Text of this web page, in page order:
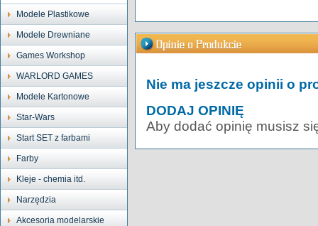
Modele Plastikowe
Modele Drewniane
Games Workshop
WARLORD GAMES
Modele Kartonowe
Star-Wars
Start SET z farbami
Farby
Kleje - chemia itd.
Narzędzia
Akcesoria modelarskie
Nie ma jeszcze opinii o
DODAJ OPINIĘ
Aby dodać opinię musisz